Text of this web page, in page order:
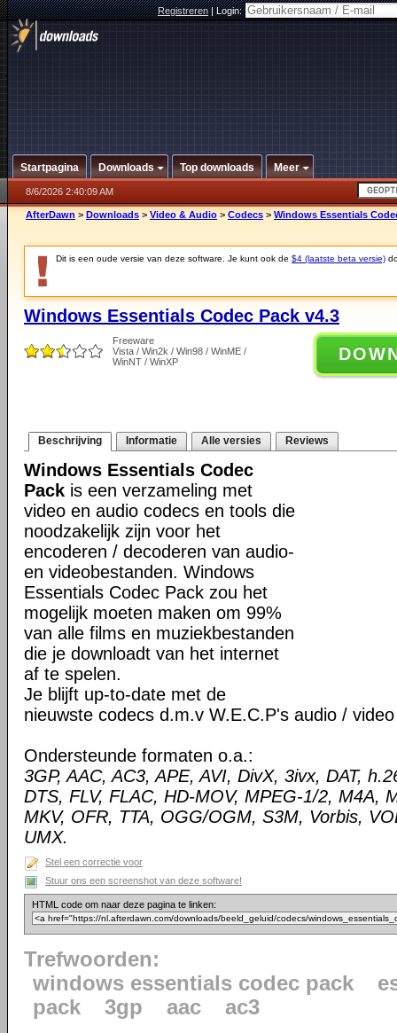
Registreren|Login:
Startpagina Downloads Top downloads Meer
8/6/2026 2:40:09 AM
AfterDawn > Downloads > Video & Audio > Codecs > Windows Essentials
Dit is een oude versie van deze software. Je kunt ook de $4 (laatste beta versie)
Windows Essentials Codec Pack v4.3
Freeware
Vista / Win2k / Win98 / WinME /
WinNT / WinXP
Beschrijving Informatie Alle versies Reviews
Windows Essentials Codec
Pack is een verzameling met
video en audio codecs en tools die
noodzakelijk zijn voor het
encoderen / decoderen van audio-
en videobestanden. Windows
Essentials Codec Pack zou het
mogelijk moeten maken om 99%
van alle films en muziekbestanden
die je downloadt van het internet
af te spelen.
Je blijft up-to-date met de
nieuwste codecs d.m.v W.E.C.P's audio /
Ondersteunde formaten o.a.:
3GP, AAC, AC3, APE, AVI, DivX, 3ivx, DAT,
DTS, FLV, FLAC, HD-MOV, MPEG-1/2, M4A,
MKV, OFR, TTA, OGG/OGM, S3M, Vorbis,
UMX.
Stel een correctie voor
Stuur ons een screenshot van deze software!
HTML code om naar deze pagina te linken:
Trefwoorden:
windows essentials codec pack
pack
3gp aac ac3